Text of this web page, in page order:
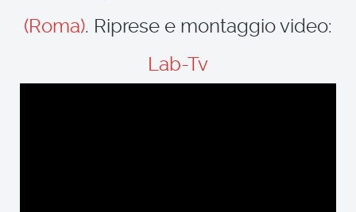
(Roma). Riprese e montaggio video:
Lab-Tv